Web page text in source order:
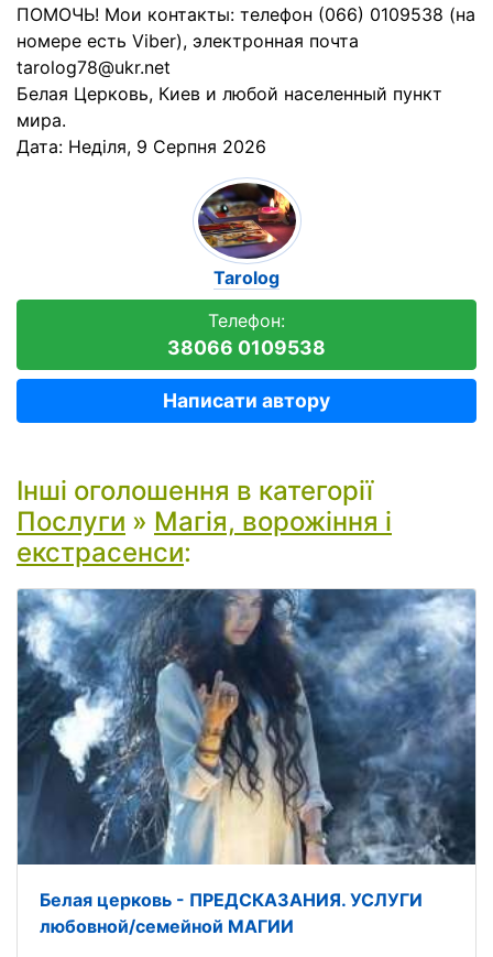
ПОМОЧЬ! Мои контакты: телефон (066) 0109538 (на
номере есть Viber), электронная почта
tarolog78@ukr.net
Белая Церковь, Киев и любой населенный пункт
мира.
Дата: Неділя, 9 Серпня 2026
Tarolog
Телефон:
38066 0109538
Написати автору
Інші оголошення в категорії
Послуги » Магія, ворожіння і
екстрасенси:
Белая церковь - ПРЕДСКАЗАНИЯ. УСЛУГИ
любовной/семейной МАГИИ